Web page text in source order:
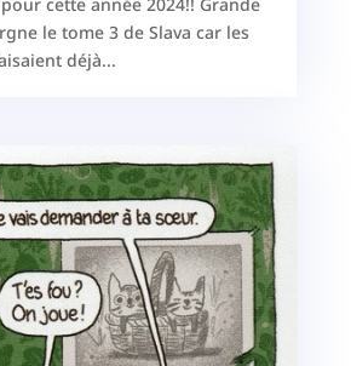
le tome 3 de Slava car les
déjà...